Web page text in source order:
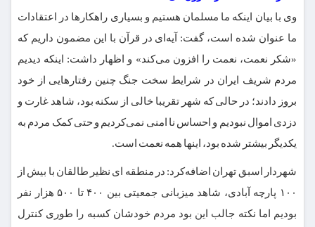
وی با بیان اینکه ما مسلمان هستیم و بسیاری راهکارها در اعتقادات
ما عنوان شده است، گفت: آیه‌ای در قرآن با این مضمون داریم که
«شکر نعمت، نعمت را افزون می‌کند» و اظهار داشت: اینکه دیدیم
مردم شریف ایران در شرایط سخت جنگ چنین رفتارهایی از خود
بروز دادند؛ در حالی که شهر تقریبا خالی از سکنه بود، شاهد غارت و
دزدی اموال نبودیم و احساس نا امنی نمی‌کردیم و حتی کمک مردم به
یکدیگر بیشتر شده بود، اینها همه نعمت است.
شهردار اسبق تهران اضافه‌کرد: در منطقه ای نظیر طالقان با بیش از
۱۰۰ پارچه آبادی، شاهد میزبانی جمعیتی بین ۴۰۰ تا ۵۰۰ هزار نفر
بودیم اما نکته جالب این بود مردم خودشان کسبه را طوری کنترل